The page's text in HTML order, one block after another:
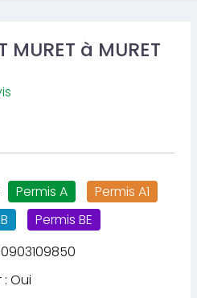
MURET à MURET
Permis A
Permis A1
Permis BE
Oui